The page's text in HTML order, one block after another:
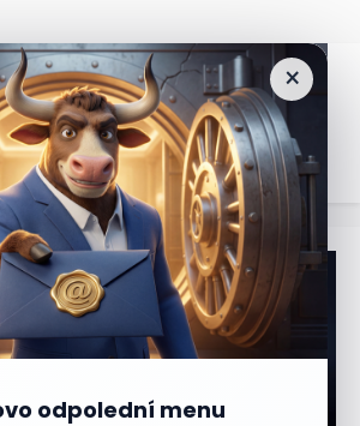
×
odpolední menu
zprávy